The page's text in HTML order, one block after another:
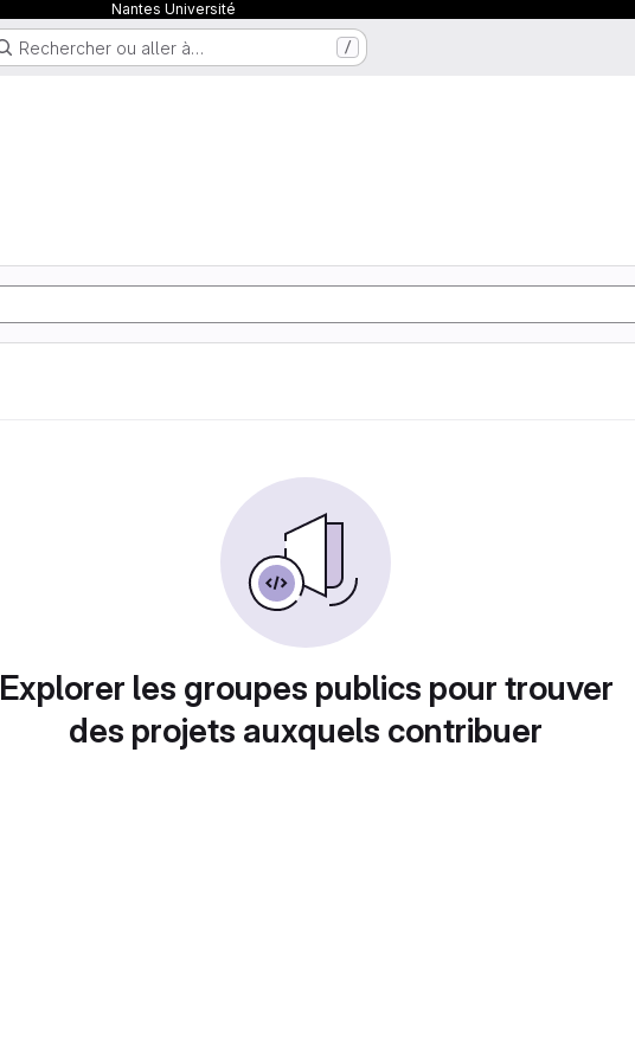
Nantes Université
Rechercher ou aller à… /
Explorer les groupes publics pour trouver
des projets auxquels contribuer